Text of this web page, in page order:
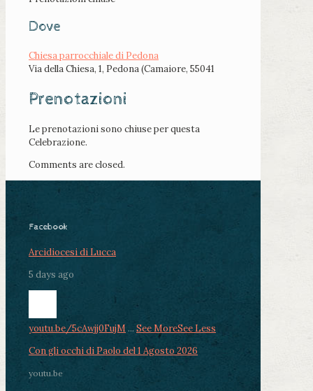
Dove
Chiesa parrocchiale di Pedona
Via della Chiesa, 1, Pedona (Camaiore, 55041
Prenotazioni
Le prenotazioni sono chiuse per questa
Celebrazione.
Comments are closed.
Facebook
Arcidiocesi di Lucca
5 days ago
youtu.be/5cAwjj0FujM ... See MoreSee Less
Con gli occhi di Paolo del 1 Agosto 2026
youtu.be